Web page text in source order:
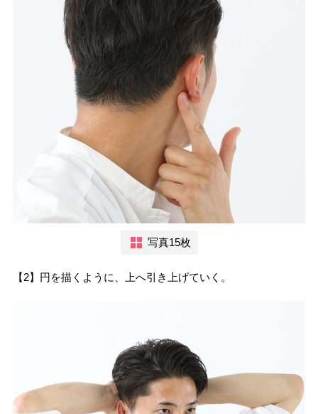
写真15枚
【2】円を描くように、上へ引き上げていく。